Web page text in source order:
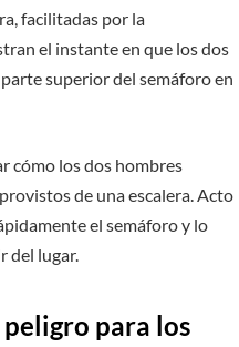
facilitadas por la
el instante en que los dos
superior del semáforo en
cómo los dos hombres
de una escalera. Acto
el semáforo y lo
del lugar.
peligro para los